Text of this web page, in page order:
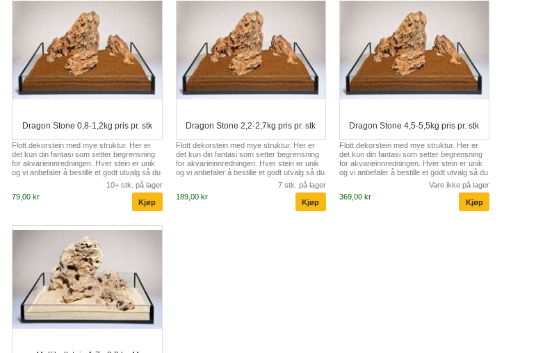
Dragon Stone 0,8-1,2kg pris pr. stk
Flott dekorstein med mye struktur. Her er
det kun din fantasi som setter begrensning
for akvarieinnredningen. Hver stein er unik
og vi anbefaler å bestille et godt utvalg så du
kan komponerer en "perfekt" innredning.
10+ stk. på lager
79,00 kr
Dragon Stone 2,2-2,7kg pris pr. stk
Flott dekorstein med mye struktur. Her er
det kun din fantasi som setter begrensning
for akvarieinnredningen. Hver stein er unik
og vi anbefaler å bestille et godt utvalg så du
kan komponerer en "perfekt" innredning.
7 stk. på lager
189,00 kr
Dragon Stone 4,5-5,5kg pris pr. stk
Flott dekorstein med mye struktur. Her er
det kun din fantasi som setter begrensning
for akvarieinnredningen. Hver stein er unik
og vi anbefaler å bestille et godt utvalg så du
kan komponerer en "perfekt" innredning.
Vare ikke på lager
369,00 kr